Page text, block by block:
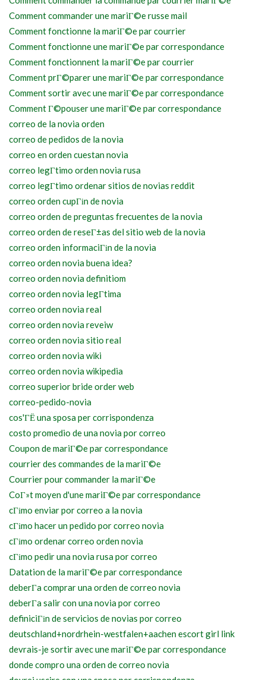
Comment commander une mariГ©e russe mail
Comment fonctionne la mariГ©e par courrier
Comment fonctionne une mariГ©e par correspondance
Comment fonctionnent la mariГ©e par courrier
Comment prГ©parer une mariГ©e par correspondance
Comment sortir avec une mariГ©e par correspondance
Comment Г©pouser une mariГ©e par correspondance
correo de la novia orden
correo de pedidos de la novia
correo en orden cuestan novia
correo legГ­timo orden novia rusa
correo legГ­timo ordenar sitios de novias reddit
correo orden cupГіn de novia
correo orden de preguntas frecuentes de la novia
correo orden de reseГ±as del sitio web de la novia
correo orden informaciГіn de la novia
correo orden novia buena idea?
correo orden novia definitiom
correo orden novia legГ­tima
correo orden novia real
correo orden novia reveiw
correo orden novia sitio real
correo orden novia wiki
correo orden novia wikipedia
correo superior bride order web
correo-pedido-novia
cos'ГЁ una sposa per corrispondenza
costo promedio de una novia por correo
Coupon de mariГ©e par correspondance
courrier des commandes de la mariГ©e
Courrier pour commander la mariГ©e
CoГ»t moyen d'une mariГ©e par correspondance
cГіmo enviar por correo a la novia
cГіmo hacer un pedido por correo novia
cГіmo ordenar correo orden novia
cГіmo pedir una novia rusa por correo
Datation de la mariГ©e par correspondance
deberГ­a comprar una orden de correo novia
deberГ­a salir con una novia por correo
definiciГіn de servicios de novias por correo
deutschland+nordrhein-westfalen+aachen escort girl link
devrais-je sortir avec une mariГ©e par correspondance
donde compro una orden de correo novia